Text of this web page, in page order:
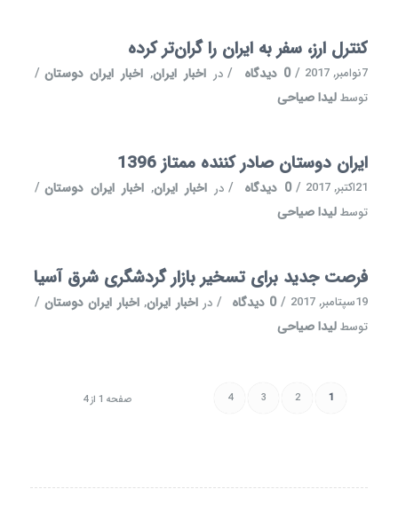
کنترل ارز، سفر به ایران را گران‌تر کرده
7نوامبر, 2017 / 0 دیدگاه / دراخبار ایران, اخبار ایران دوستان /
توسطلیدا صیاحی
ایران دوستان صادر کننده ممتاز 1396
21اکتبر, 2017 / 0 دیدگاه / دراخبار ایران,اخبار ایران دوستان /
توسطلیدا صیاحی
فرصت جدید برای تسخیر بازار گردشگری شرق آسیا
19سپتامبر, 2017 / 0 دیدگاه / دراخبار ایران,اخبار ایران دوستان /
توسطلیدا صیاحی
صفحه 1 از 4 1
2
3
4